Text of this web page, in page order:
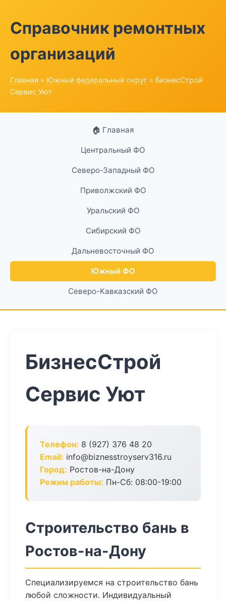
Справочник ремонтных
организаций
Главная » Южный федеральный округ » БизнесСтрой
Сервис Уют
🏠 Главная
Центральный ФО
Северо-Западный ФО
Приволжский ФО
Уральский ФО
Сибирский ФО
Дальневосточный ФО
Южный ФО
Северо-Кавказский ФО
БизнесСтрой
Сервис Уют
Телефон: 8 (927) 376 48 20
Email: info@biznesstroyserv316.ru
Город: Ростов-на-Дону
Режим работы: Пн-Сб: 08:00-19:00
Строительство бань в
Ростов-на-Дону
Специализируемся на строительство бань
любой сложности. Индивидуальный